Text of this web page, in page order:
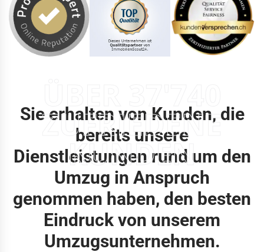
ZUFRIEDENE
KUNDEN
Sie erhalten von Kunden, die
bereits unsere
Dienstleistungen rund um den
Umzug in Anspruch
genommen haben, den besten
Eindruck von unserem
Umzugsunternehmen.